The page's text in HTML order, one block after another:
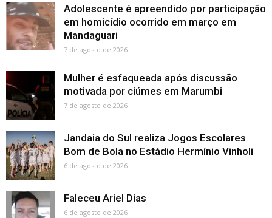
Adolescente é apreendido por participação
em homicídio ocorrido em março em
Mandaguari
7 de agosto de 2026
Mulher é esfaqueada após discussão
motivada por ciúmes em Marumbi
7 de agosto de 2026
Jandaia do Sul realiza Jogos Escolares
Bom de Bola no Estádio Hermínio Vinholi
6 de agosto de 2026
Faleceu Ariel Dias
6 de agosto de 2026